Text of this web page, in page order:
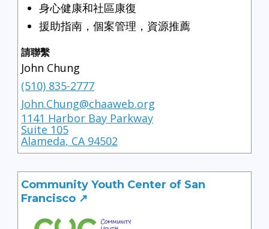
身心健康和社區康復
援助指南，個案管理，資源推薦
請聯繫
John Chung
(510) 835-2777
John.Chung@chaaweb.org
1141 Harbor Bay Parkway
Suite 105
Alameda, CA 94502
Community Youth Center of San
Francisco ↗